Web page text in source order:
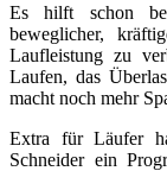
Es hilft schon
beweglicher,
Laufleistung zu
Laufen, das
macht noch mehr
Extra für Läufer
Schneider ein